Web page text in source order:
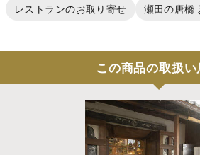
レストランのお取り寄せ 瀬田の唐橋
この商品の取扱い